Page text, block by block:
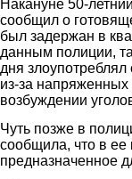
Накануне 50-
сообщил о
был задержан в
данным полиции,
дня
из-за
возбуждении
Чуть позже в
сообщила, что в ее
предназначенное